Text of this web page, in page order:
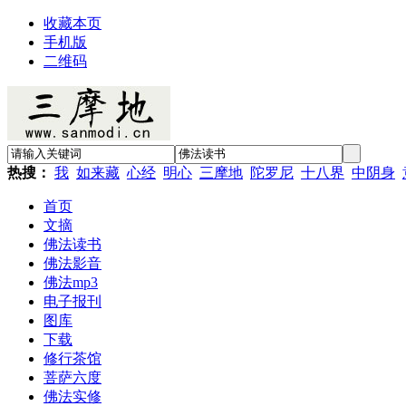
收藏本页
手机版
二维码
热搜： 我 如来藏 心经 明心 三摩地 陀罗尼 十八界 中阴身
首页
文摘
佛法读书
佛法影音
佛法mp3
电子报刊
图库
下载
修行茶馆
菩萨六度
佛法实修